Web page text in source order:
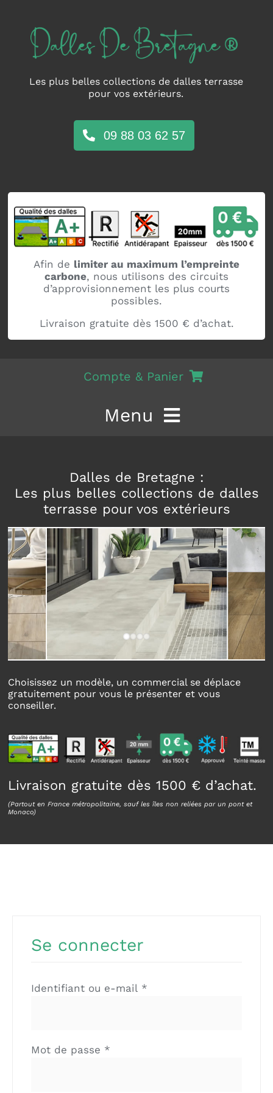
contenu
09 88 03 62 57
Les plus belles collections de dalles terrasse
pour vos extérieurs.
Afin de limiter au maximum l’empreinte
carbone, nous utilisons des circuits
d’approvisionnement les plus courts
possibles.
Livraison gratuite dès 1500 € d’achat.
Compte & Panier
Mon compte
Menu
Collections
Accessoires
Livraison et pose
Notre philosophie
Dalles de Bretagne :
Les plus belles collections de dalles
terrasse pour vos extérieurs
Choisissez un modèle, un commercial se déplace
gratuitement pour vous le présenter et vous
conseiller.
Livraison gratuite dès 1500 € d’achat.
(Partout en France métropolitaine, sauf les îles non reliées par un pont et
Monaco)
Se connecter
Identifiant ou e-mail *
Mot de passe *